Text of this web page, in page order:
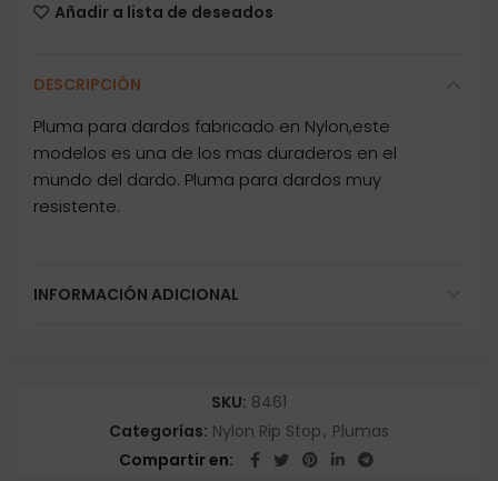
Añadir a lista de deseados
DESCRIPCIÓN
Pluma para dardos fabricado en Nylon,este
modelos es una de los mas duraderos en el
mundo del dardo. Pluma para dardos muy
resistente.
INFORMACIÓN ADICIONAL
SKU: 8461
Categorías: Nylon Rip Stop, Plumas
Compartir en